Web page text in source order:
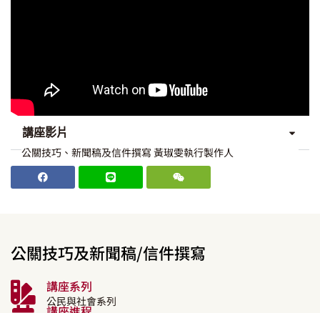
講座影片
公關技巧、新聞稿及信件撰寫 黃琡雯執行製作人
公關技巧及新聞稿/信件撰寫
講座系列
公民與社會系列